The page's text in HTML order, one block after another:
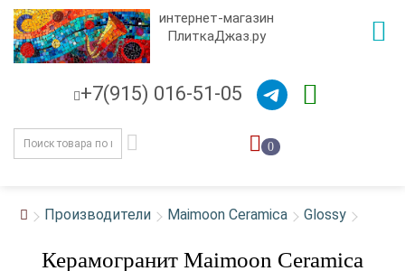
интернет-магазин
ПлиткаДжаз.ру
+7(915) 016-51-05
0
Производители Maimoon Ceramica Glossy
Керамогранит Maimoon Ceramica